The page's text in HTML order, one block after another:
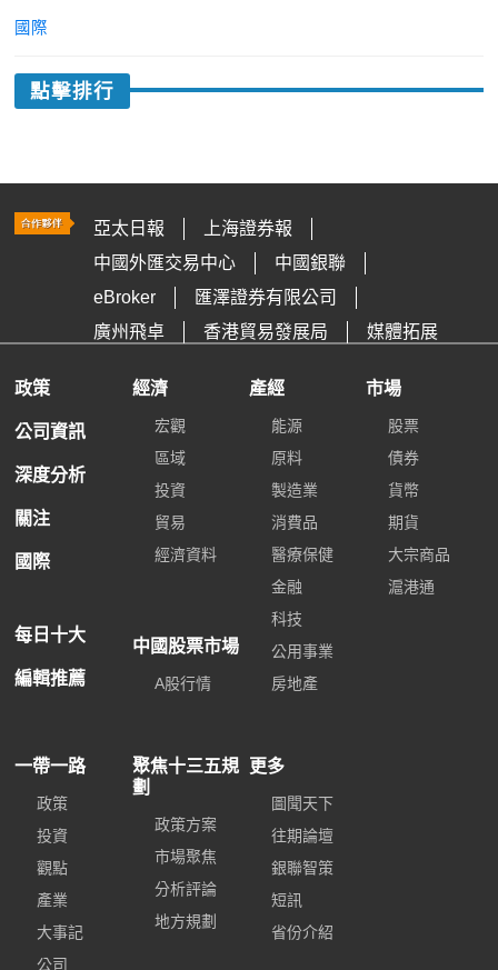
國際
點擊排行
亞太日報
上海證券報
中國外匯交易中心
中國銀聯
eBroker
匯澤證券有限公司
廣州飛卓
香港貿易發展局 媒體拓展
政策
公司資訊
深度分析
關注
國際
每日十大
編輯推薦
經濟
宏觀
區域
投資
貿易
經濟資料
中國股票市場
A股行情
產經
能源
原料
製造業
消費品
醫療保健
金融
科技
公用事業
房地產
市場
股票
債券
貨幣
期貨
大宗商品
滬港通
一帶一路
政策
投資
觀點
產業
大事記
公司
聚焦十三五規
劃
政策方案
市場聚焦
分析評論
地方規劃
更多
圖聞天下
往期論壇
銀聯智策
短訊
省份介紹